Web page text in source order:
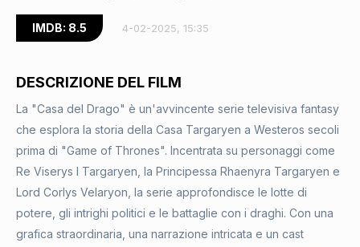
IMDB: 8.5 4-02-2025, 15:35
DESCRIZIONE DEL FILM
La "Casa del Drago" è un'avvincente serie televisiva fantasy
che esplora la storia della Casa Targaryen a Westeros secoli
prima di "Game of Thrones". Incentrata su personaggi come
Re Viserys I Targaryen, la Principessa Rhaenyra Targaryen e
Lord Corlys Velaryon, la serie approfondisce le lotte di
potere, gli intrighi politici e le battaglie con i draghi. Con una
grafica straordinaria, una narrazione intricata e un cast